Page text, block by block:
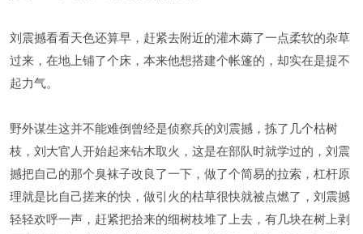
刘震撼看看天色还算早，赶紧去附近的灌木薅了一点柔软的杂草
过来，在地上铺了个床，本来他想搭建个帐篷的，却实在是提不
起力气。
野外谋生这并不能难倒曾经是侦察兵的刘震撼，拣了几个枯树
枝，刘大官人开始起来钻木取火，这是在部队时就学过的，刘震
撼把自己的那个臭袜子改良了一下，做了个简易的拉索，杠杆原
理就是比自己搓来的快，做引火的枯草很快就被点燃了，刘震撼
轻轻欢呼一声，赶紧把拾来的细树枝堆了上去，有几块在树上剥